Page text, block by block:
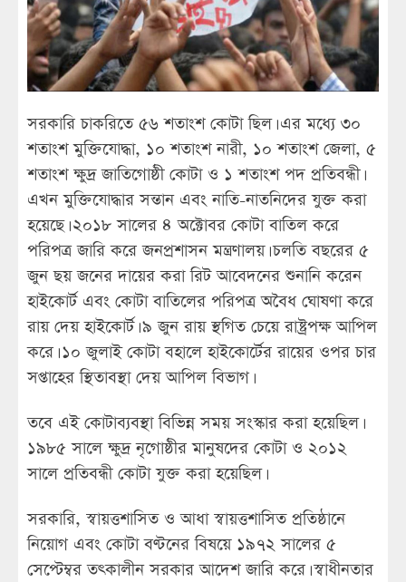
সরকারি চাকরিতে ৫৬ শতাংশ কোটা ছিল। এর মধ্যে ৩০
শতাংশ মুক্তিযোদ্ধা, ১০ শতাংশ নারী, ১০ শতাংশ জেলা, ৫
শতাংশ ক্ষুদ্র জাতিগোষ্ঠী কোটা ও ১ শতাংশ পদ প্রতিবন্ধী।
এখন মুক্তিযোদ্ধার সন্তান এবং নাতি-নাতনিদের যুক্ত করা
হয়েছে। ২০১৮ সালের ৪ অক্টোবর কোটা বাতিল করে
পরিপত্র জারি করে জনপ্রশাসন মন্ত্রণালয়। চলতি বছরের ৫
জুন ছয় জনের দায়ের করা রিট আবেদনের শুনানি করেন
হাইকোর্ট এবং কোটা বাতিলের পরিপত্র অবৈধ ঘোষণা করে
রায় দেয় হাইকোর্ট। ৯ জুন রায় স্থগিত চেয়ে রাষ্ট্রপক্ষ আপিল
করে। ১০ জুলাই কোটা বহালে হাইকোর্টের রায়ের ওপর চার
সপ্তাহের স্থিতাবস্থা দেয় আপিল বিভাগ।
তবে এই কোটাব্যবস্থা বিভিন্ন সময় সংস্কার করা হয়েছিল।
১৯৮৫ সালে ক্ষুদ্র নৃগোষ্ঠীর মানুষদের কোটা ও ২০১২
সালে প্রতিবন্ধী কোটা যুক্ত করা হয়েছিল।
সরকারি, স্বায়ত্তশাসিত ও আধা স্বায়ত্তশাসিত প্রতিষ্ঠানে
নিয়োগ এবং কোটা বণ্টনের বিষয়ে ১৯৭২ সালের ৫
সেপ্টেম্বর তৎকালীন সরকার আদেশ জারি করে। স্বাধীনতার